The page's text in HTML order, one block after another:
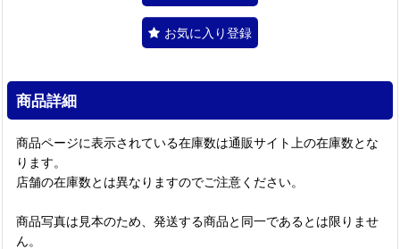
お気に入り登録
商品詳細
商品ページに表示されている在庫数は通販サイト上の在庫数とな
ります。
店舗の在庫数とは異なりますのでご注意ください。
商品写真は見本のため、発送する商品と同一であるとは限りませ
ん。